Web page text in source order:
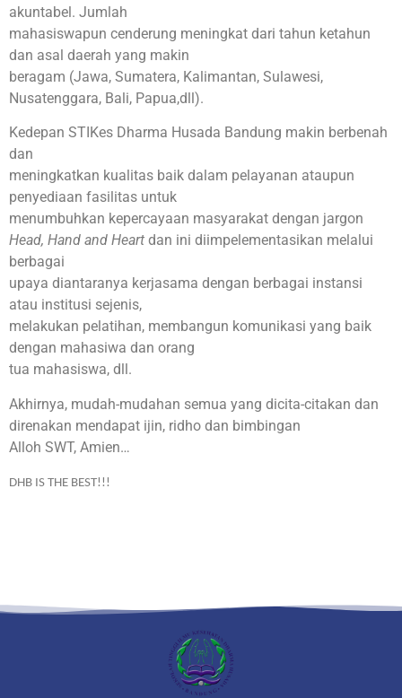
akuntabel. Jumlah
mahasiswapun cenderung meningkat dari tahun ketahun
dan asal daerah yang makin
beragam (Jawa, Sumatera, Kalimantan, Sulawesi,
Nusatenggara, Bali, Papua,dll).
Kedepan STIKes Dharma Husada Bandung makin berbenah
dan
meningkatkan kualitas baik dalam pelayanan ataupun
penyediaan fasilitas untuk
menumbuhkan kepercayaan masyarakat dengan jargon
Head, Hand and Heart dan ini diimpelementasikan melalui
berbagai
upaya diantaranya kerjasama dengan berbagai instansi
atau institusi sejenis,
melakukan pelatihan, membangun komunikasi yang baik
dengan mahasiwa dan orang
tua mahasiswa, dll.
Akhirnya, mudah-mudahan semua yang dicita-citakan dan
direnakan mendapat ijin, ridho dan bimbingan
Alloh SWT, Amien…
DHB IS THE BEST!!!